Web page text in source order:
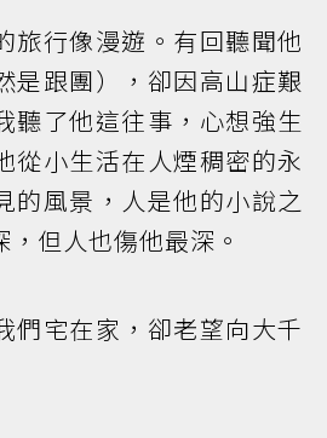
旅行像漫遊。有回聽聞他
是跟團），卻因高山症艱
聽了他這往事，心想強生
從小生活在人煙稠密的永
的風景，人是他的小說之
但人也傷他最深。
們宅在家，卻老望向大千